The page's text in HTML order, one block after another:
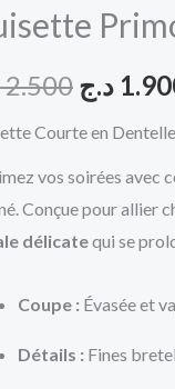
2.500
initial
était :
د.ج
Courte en
vos soirées avec
Conçue pour allier
délicatequi se
Coupe : Évasée et
Détails : Fines